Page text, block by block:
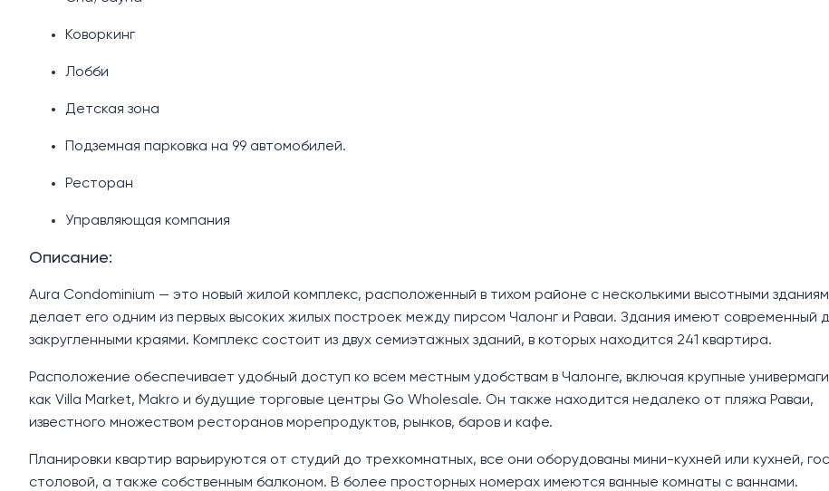
Коворкинг
Лобби
Детская зона
Подземная парковка на 99 автомобилей.
Ресторан
Управляющая компания
Описание:
Aura Condominium — это новый жилой комплекс, расположенный в тихом районе с несколькими высотными
делает его одним из первых высоких жилых построек между пирсом Чалонг и Раваи. Здания имеют современный
закругленными краями. Комплекс состоит из двух семиэтажных зданий, в которых находится 241 квартира.
Расположение обеспечивает удобный доступ ко всем местным удобствам в Чалонге, включая крупные
как Villa Market, Makro и будущие торговые центры Go Wholesale. Он также находится недалеко от пляжа Раваи,
известного множеством ресторанов морепродуктов, рынков, баров и кафе.
Планировки квартир варьируются от студий до трехкомнатных, все они оборудованы мини-кухней или кухней,
столовой, а также собственным балконом. В более просторных номерах имеются ванные комнаты с ваннами.